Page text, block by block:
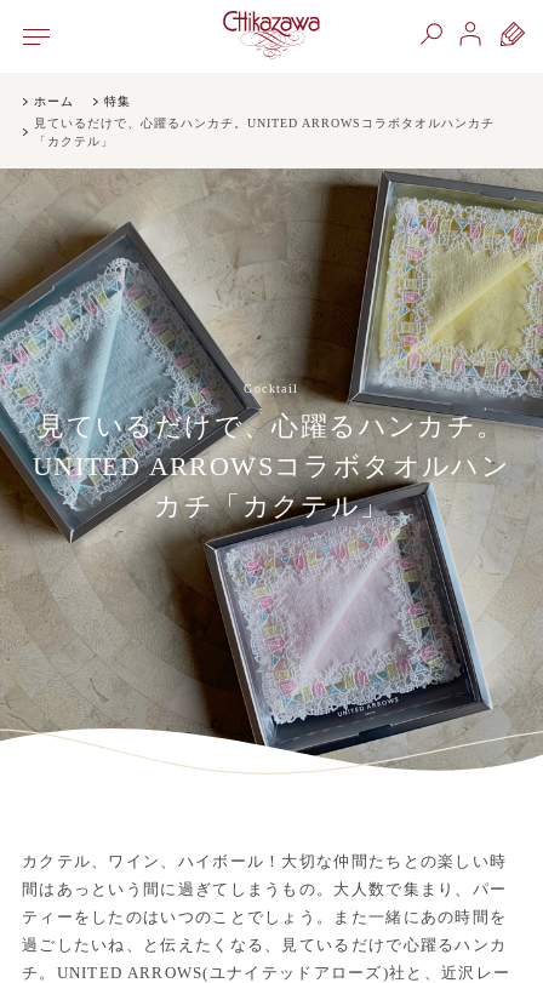
ホーム
特集
見ているだけで、心躍るハンカチ。UNITED ARROWSコラボタオルハンカチ
「カクテル」
Cocktail
見ているだけで、心躍るハンカチ。
UNITED ARROWSコラボタオルハン
カチ「カクテル」
カクテル、ワイン、ハイボール！大切な仲間たちとの楽しい時
間はあっという間に過ぎてしまうもの。大人数で集まり、パー
ティーをしたのはいつのことでしょう。また一緒にあの時間を
過ごしたいね、と伝えたくなる、見ているだけで心躍るハンカ
チ。UNITED ARROWS(ユナイテッドアローズ)社と、近沢レー